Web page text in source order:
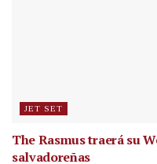
JET SET
The Rasmus traerá su
salvadoreñas